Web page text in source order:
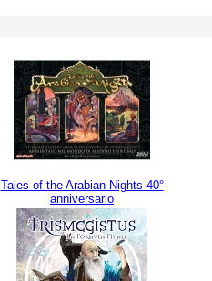
Tales of the Arabian Nights 40°
anniversario